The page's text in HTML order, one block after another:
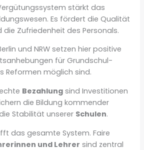
stärkt das
Es fördert die Qualität
die Zufriedenheit des Personals.
und NRW setzen hier positive
für Grundschul-
Reformen möglich sind.
Bezahlung sind Investitionen
die Bildung kommender
Stabilität unserer Schulen.
das gesamte System. Faire
und Lehrer sind zentral